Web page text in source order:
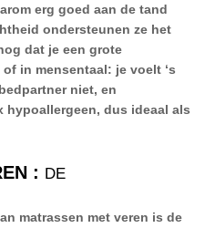
erg goed aan de tand
ondersteunen ze het
dat je een grote
in mensentaal: je voelt ‘s
niet, en
hypoallergeen, dus ideaal als
: DE
matrassen met veren is de